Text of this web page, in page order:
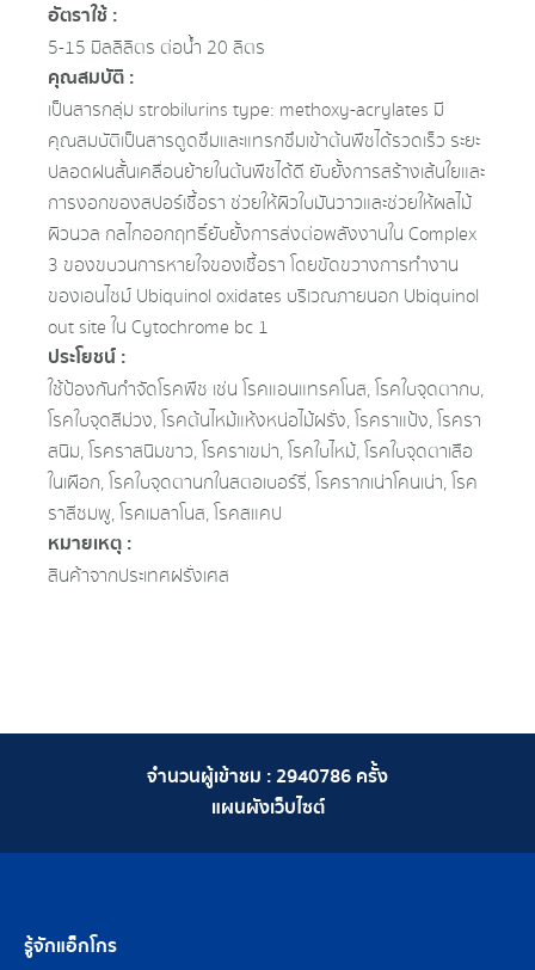
อัตราใช้ :
5-15 มิลลิลิตร ต่อน้ำ 20 ลิตร
คุณสมบัติ :
เป็นสารกลุ่ม strobilurins type: methoxy-acrylates มี
คุณสมบัติเป็นสารดูดซึมและแทรกซึมเข้าต้นพืชได้รวดเร็ว ระยะ
ปลอดฝนสั้นเคลื่อนย้ายในต้นพืชได้ดี ยับยั้งการสร้างเส้นใยและ
การงอกของสปอร์เชื้อรา ช่วยให้ผิวใบมันวาวและช่วยให้ผลไม้
ผิวนวล กลไกออกฤทธิ์ยับยั้งการส่งต่อพลังงานใน Complex
3 ของขบวนการหายใจของเชื้อรา โดยขัดขวางการทำงาน
ของเอนไซม์ Ubiquinol oxidates บริเวณภายนอก Ubiquinol
out site ใน Cytochrome bc 1
ประโยชน์ :
ใช้ป้องกันกําจัดโรคพืช เช่น โรคแอนแทรคโนส, โรคใบจุดตากบ,
โรคใบจุดสีม่วง, โรคต้นไหม้แห้งหน่อไม้ฝรั่ง, โรคราแป้ง, โรครา
สนิม, โรคราสนิมขาว, โรคราเขม่า, โรคใบไหม้, โรคใบจุดตาเสือ
ในเผือก, โรคใบจุดตานกในสตอเบอร์รี่, โรครากเน่าโคนเน่า, โรค
ราสีชมพู, โรคเมลาโนส, โรคสแคป
หมายเหตุ :
สินค้าจากประเทศฝรั่งเศส
จำนวนผู้เข้าชม :2940786 ครั้ง
แผนผังเว็บไซต์
รู้จักแอ็กโกร